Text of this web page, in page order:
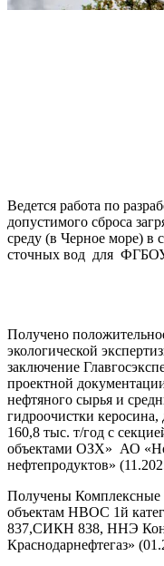
Ведется работа по
допустимого сброса
среду (в Черное море) в
сточных вод для
Получено
экологической
заключение
проектной
нефтяного сырья и
гидроочистки
160,8 тыс. т/год с
объектами ОЗХ» АО
нефтепродуктов»
Получены Комплексные
объектам НВОС 1й
837,СИКН 838, ННЭ
Краснодарнефтегаз»